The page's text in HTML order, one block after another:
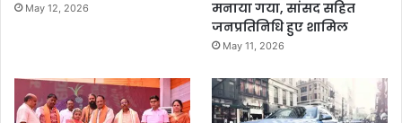
May 12, 2026
मनाया गया, सांसद सहित
जनप्रतिनिधि हुए शामिल
May 11, 2026